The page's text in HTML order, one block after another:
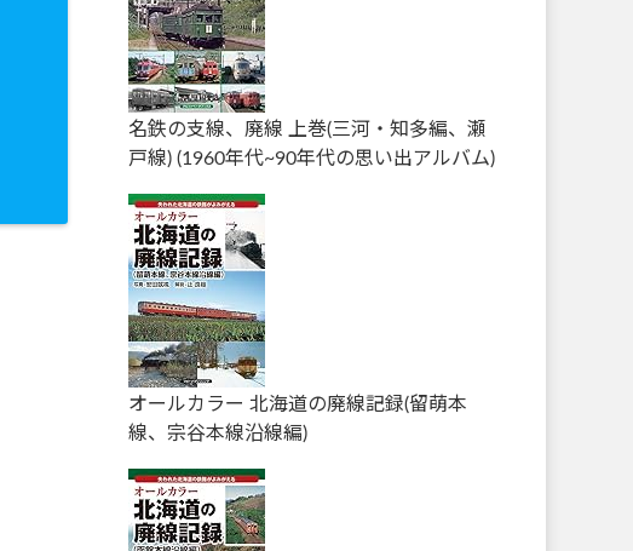
名鉄の支線、廃線 上巻(三河・知多編、瀬
戸線) (1960年代~90年代の思い出アルバム)
オールカラー 北海道の廃線記録(留萌本
線、宗谷本線沿線編)